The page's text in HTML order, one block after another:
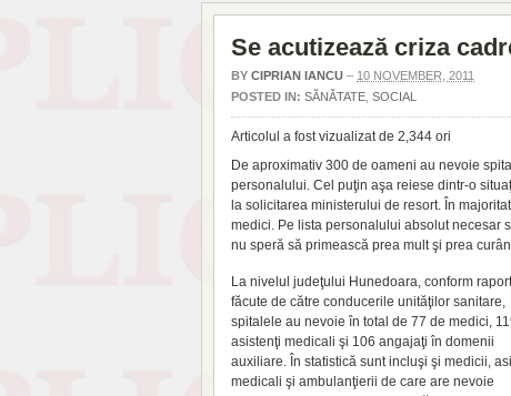
Se acutizează criza
BY CIPRIAN IANCU – 10 NOVEMBER, 2011
POSTED IN: SĂNĂTATE SOCIAL
Articolul a fost vizualizat de 2,344 ori
De aproximativ 300 de oameni au nevoie
personalului. Cel puţin aşa reiese dintr-o
la solicitarea ministerului de resort. În
medici. Pe lista personalului absolut necesar
nu speră să primească prea mult şi prea
La nivelul judeţului Hunedoara, conform
făcute de către conducerile unităţilor sanitare,
spitalele au nevoie în total de 77 de medici,
asistenţi medicali şi 106 angajaţi în domenii
auxiliare. În statistică sunt incluşi şi medicii,
medicali şi ambulanţierii de care are nevoie